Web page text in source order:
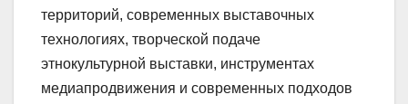
территорий, современных выставочных
технологиях, творческой подаче
этнокультурной выставки, инструментах
медиапродвижения и современных подходов